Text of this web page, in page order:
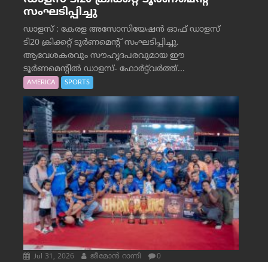
സംഘടിപ്പിച്ചു
ഡാളസ് : കേരള അസോസിയേഷൻ ഓഫ് ഡാളസ്
ടി20 ക്രിക്കറ്റ് ടൂർണമെന്റ് സംഘടിപ്പിച്ചു.
ആവേശകരവും സൗഹൃദപരവുമായ ഈ
ടൂർണമെന്റിൽ ഡാളസ്- ഫോർട്ട്‌വര്‍ത്ത്...
AMERICA SPORTS
Jul 31, 2026 ജീമോന്‍ റാന്നി 0